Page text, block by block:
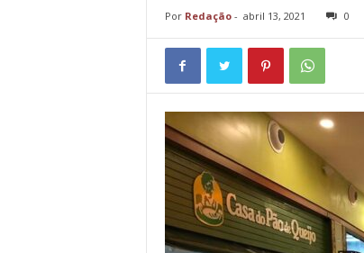
Por Redação- abril 13, 2021 0